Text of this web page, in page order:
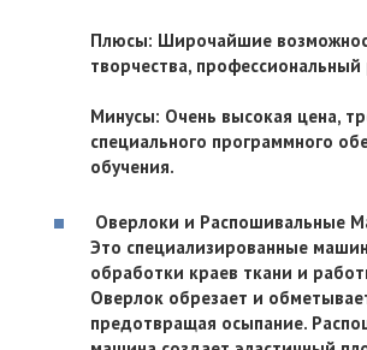
Плюсы: Широчайшие
творчества, профессиональный
Минусы: Очень высокая цена,
специального программного
обучения.
Оверлоки и Распошивальные
Это специализированные
обработки краев ткани и
Оверлок обрезает и
предотвращая осыпание.